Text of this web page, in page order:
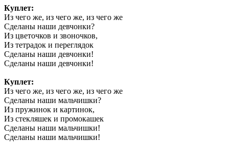
Куплет:
Из чего же, из чего же, из чего же
Сделаны наши девчонки?
Из цветочков и звоночков,
Из тетрадок и переглядок
Сделаны наши девчонки!
Сделаны наши девчонки!
Куплет:
Из чего же, из чего же, из чего же
Сделаны наши мальчишки?
Из пружинок и картинок,
Из стекляшек и промокашек
Сделаны наши мальчишки!
Сделаны наши мальчишки!